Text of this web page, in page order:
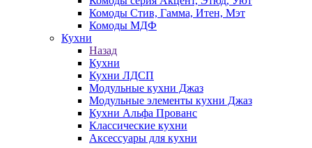
Комоды Стив, Гамма, Итен, Мэт
Комоды МДФ
Кухни
Назад
Кухни
Кухни ЛДСП
Модульные кухни Джаз
Модульные элементы кухни Джаз
Кухни Альфа Прованс
Классические кухни
Аксессуары для кухни